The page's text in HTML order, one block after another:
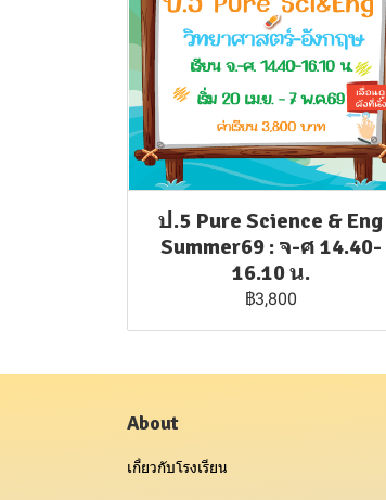
ป.5 Pure Science & Eng
Summer69 : จ-ศ 14.40-
16.10 น.
฿3,800
About
เกี่ยวกับโรงเรียน